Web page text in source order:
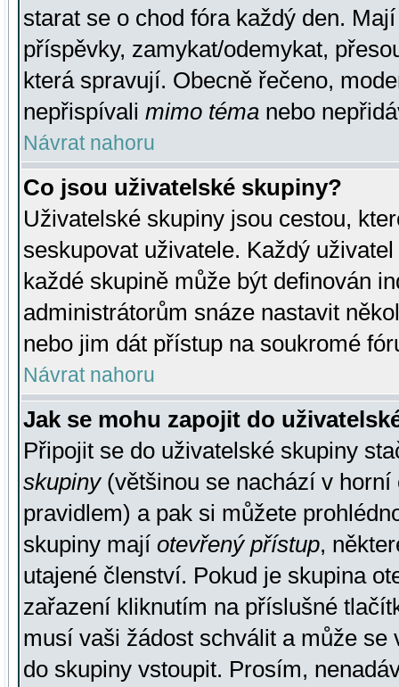
starat se o chod fóra každý den.
příspěvky, zamykat/odemykat,
která spravují. Obecně řečeno,
nepřispívali mimo téma nebo
Návrat nahoru
Co jsou uživatelské skupiny?
Uživatelské skupiny jsou cestou,
seskupovat uživatele. Každý
každé skupině může být definován
administrátorům snáze nastavit
nebo jim dát přístup na soukromé
Návrat nahoru
Jak se mohu zapojit do
Připojit se do uživatelské skupiny
skupiny(většinou se nachází v horní
pravidlem) a pak si můžete
skupiny mají otevřený přístup,
utajené členství. Pokud je skupina
zařazení kliknutím na příslušné
musí vaši žádost schválit a může se
do skupiny vstoupit. Prosím,